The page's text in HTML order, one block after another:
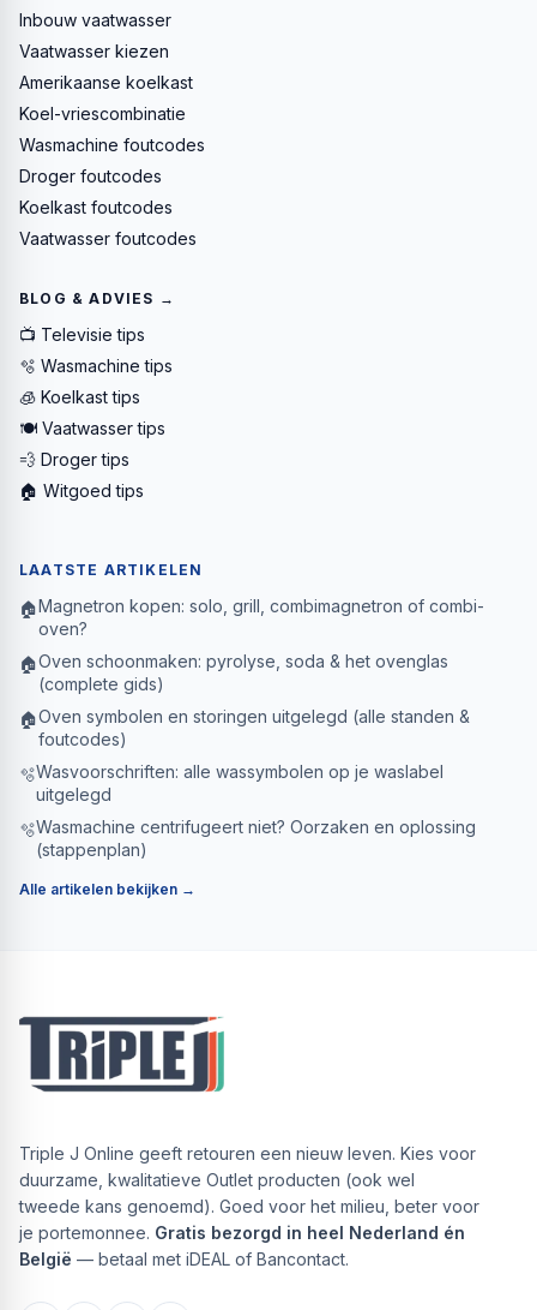
Inbouw vaatwasser
Vaatwasser kiezen
Amerikaanse koelkast
Koel-vriescombinatie
Wasmachine foutcodes
Droger foutcodes
Koelkast foutcodes
Vaatwasser foutcodes
BLOG & ADVIES →
📺 Televisie tips
🫧 Wasmachine tips
🧊 Koelkast tips
🍽️ Vaatwasser tips
💨 Droger tips
🏠 Witgoed tips
LAATSTE ARTIKELEN
🏠Magnetron kopen: solo, grill, combimagnetron of combi-
oven?
🏠Oven schoonmaken: pyrolyse, soda & het ovenglas
(complete gids)
🏠Oven symbolen en storingen uitgelegd (alle standen &
foutcodes)
🫧Wasvoorschriften: alle wassymbolen op je waslabel
uitgelegd
🫧Wasmachine centrifugeert niet? Oorzaken en oplossing
(stappenplan)
Alle artikelen bekijken →
Triple J Online geeft retouren een nieuw leven. Kies voor
duurzame, kwalitatieve Outlet producten (ook wel
tweede kans genoemd). Goed voor het milieu, beter voor
je portemonnee. Gratis bezorgd in heel Nederland én
België — betaal met iDEAL of Bancontact.